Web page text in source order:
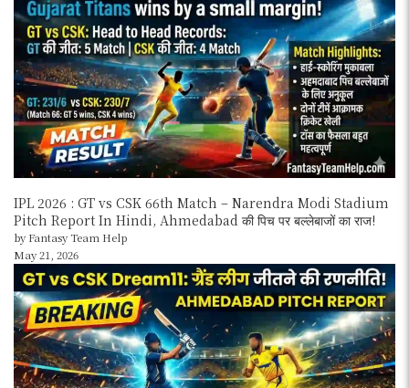
IPL 2026 : GT vs CSK 66th Match – Narendra Modi Stadium
Pitch Report In Hindi, Ahmedabad की पिच पर बल्लेबाजों का राज!
by Fantasy Team Help
May 21, 2026